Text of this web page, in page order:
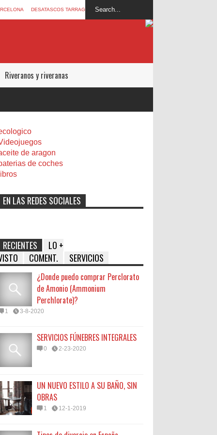
DESATASCOS TARRAGONA
Riveranos y riveranas
de aragon
de coches
libros
EN LAS REDES SOCIALES
RECIENTES
LO +
COMENT. SERVICIOS
¿Donde puedo comprar Perclorato
de Amonio (Ammonium
Perchlorate)?
1 3-8-2020
SERVICIOS FÚNEBRES INTEGRALES
0 2-23-2020
UN NUEVO ESTILO A SU BAÑO, SIN
OBRAS
1 12-1-2019